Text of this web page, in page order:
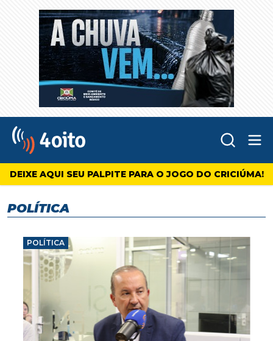
4oito
DEIXE AQUI SEU PALPITE PARA O JOGO DO CRICIÚMA!
POLÍTICA
POLÍTICA